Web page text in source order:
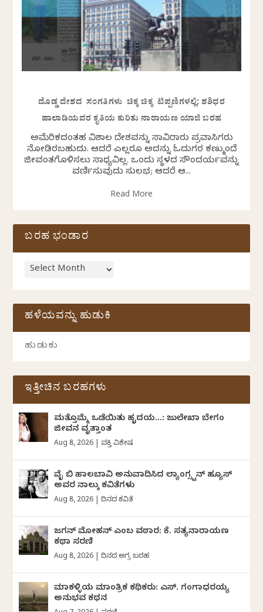
ದೊಡ್ಡ ದೇಶದ ಸಂಗತಿಗಳು ಚಿಕ್ಕ ಚಿಕ್ಕ ಟಿಪ್ಪಣಿಗಳಲ್ಲಿ: ಶಶಿಧರ
ಹಾಲಾಡಿಯವರ ಕೃತಿಯ ಕುರಿತು ನಾರಾಯಣ ಯಾಜಿ ಬರಹ
ಅಮೆರಿಕದಂತಹ ವಿಶಾಲ ದೇಶವನ್ನು ಸಾವಿರಾರು ಪ್ರವಾಸಿಗರು
ನೋಡಿರಬಹುದು. ಆದರೆ ಎಲ್ಲರೂ ಅದನ್ನು ಓದುಗರ ಕಣ್ಮುಂದೆ
ಜೀವಂತಗೊಳಿಸಲು ಸಾಧ್ಯವಿಲ್ಲ. ಒಂದು ಸ್ಥಳದ ಸೌಂದರ್ಯವನ್ನು
ವರ್ಣಿಸುವುದು ಸುಲಭ; ಆದರೆ ಆ...
Read More
ಬರಹ ಭಂಡಾರ
ಹಳೆಯವನ್ನು ಹುಡುಕಿ
ಇತ್ತೀಚಿನ ಬರಹಗಳು
ಮತ್ತೊಮ್ಮೆ ಒಡೆಯಿತು ಹೃದಯ…: ಜುಲೇಖಾ ಬೇಗಂ
ಜೀವನ ವೃತ್ತಾಂತ
Aug 8, 2026 ವ್ಯಕ್ತಿ ವಿಶೇಷ
ವೈ ಬಿ ಹಾಲಬಾವಿ ಅನುವಾದಿಸಿದ ಲ್ಯಾಂಗ್ಸ್ಟನ್ ಹ್ಯೂಸ್
ಅವರ ನಾಲ್ಕು ಕವಿತೆಗಳು
Aug 8, 2026 |ದಿನದ ಕವಿತೆ
ಜಗನ್‌ ಮೋಹನ್‌ ಎಂಬ ವಠಾರ: ಕೆ. ಸತ್ಯನಾರಾಯಣ
ಕಥಾ ಸರಣಿ
Aug 8, 2026 |ದಿನದ ಅಗ್ರ ಬರಹ
ಮಾಕಳ್ಳಿಯ ಮಾಂತ್ರಿಕ ಕಥಿಕರು: ಎಸ್. ಗಂಗಾಧರಯ್ಯ
ಅನುಭವ ಕಥನ